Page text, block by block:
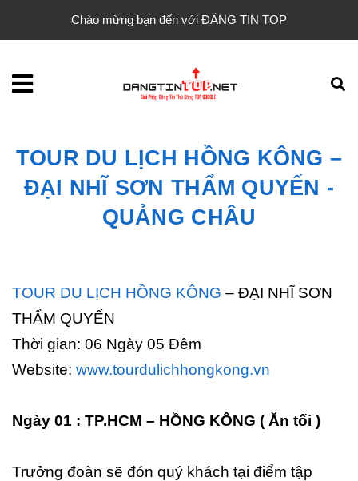
Chào mừng bạn đến với ĐĂNG TIN TOP
TOUR DU LỊCH HỒNG KÔNG –
ĐẠI NHĨ SƠN THẨM QUYẾN -
QUẢNG CHÂU
TOUR DU LỊCH HỒNG KÔNG – ĐẠI NHĨ SƠN
THẨM QUYẾN
Thời gian: 06 Ngày 05 Đêm
Website: www.tourdulichhongkong.vn
Ngày 01 : TP.HCM – HỒNG KÔNG ( Ăn tối )
Trưởng đoàn sẽ đón quý khách tại điểm tập